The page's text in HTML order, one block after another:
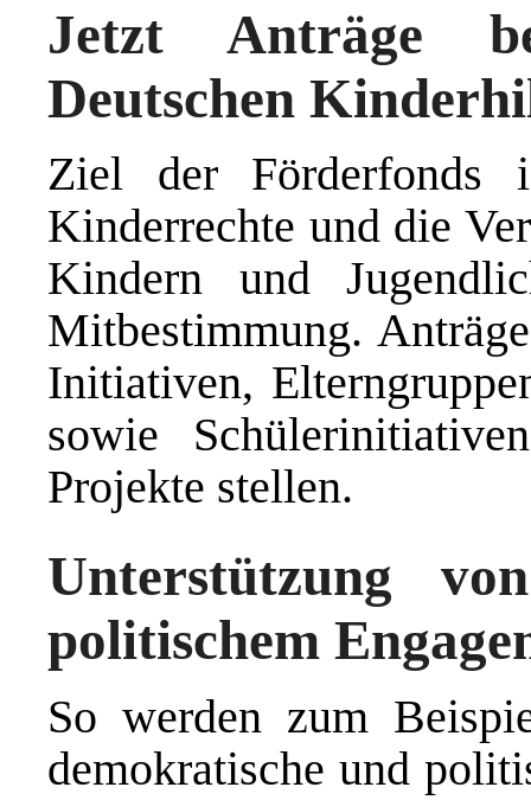
Jetzt Anträge
Deutschen
Ziel der Förderfonds
Kinderrechte und die
Kindern und
Mitbestimmung.
Initiativen,
sowie
Projekte stellen.
Unterstützung
politischem
So werden zum
demokratische und